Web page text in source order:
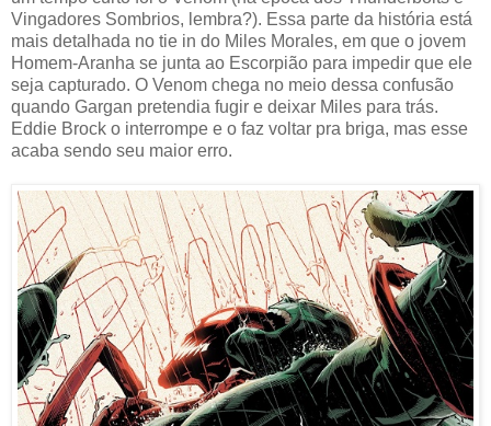
Vingadores Sombrios, lembra?). Essa parte da história está
mais detalhada no tie in do Miles Morales, em que o jovem
Homem-Aranha se junta ao Escorpião para impedir que ele
seja capturado. O Venom chega no meio dessa confusão
quando Gargan pretendia fugir e deixar Miles para trás.
Eddie Brock o interrompe e o faz voltar pra briga, mas esse
acaba sendo seu maior erro.